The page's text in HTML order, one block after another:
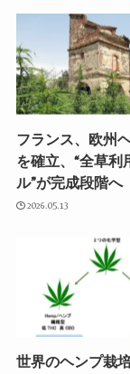
フランス、欧州
を確立、“全草利
ル”が完成段階へ
2026.05.13
世界のヘンプ栽